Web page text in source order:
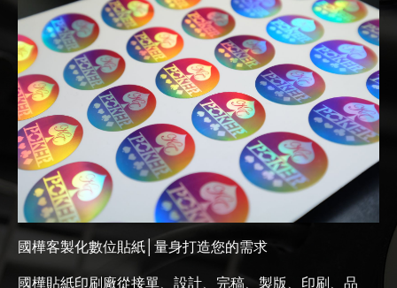
國樺客製化數位貼紙│量身打造您的需求
國樺貼紙印刷廠從接單、設計、完稿、製版、印刷、品